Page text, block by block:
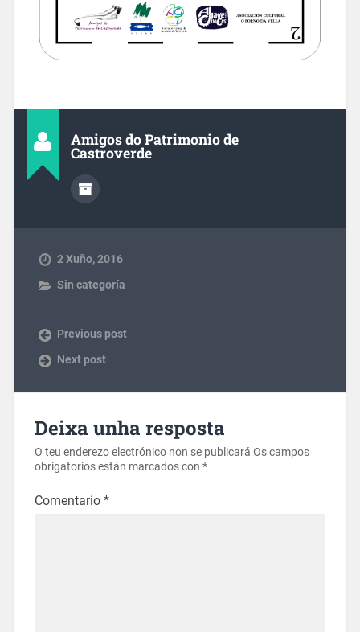
Amigos do Patrimonio de
Castroverde
2 Xuño, 2016
Sin categoría
Previous post
Next post
Deixa unha resposta
O teu enderezo electrónico non se publicará Os campos
obrigatorios están marcados con *
Comentario *